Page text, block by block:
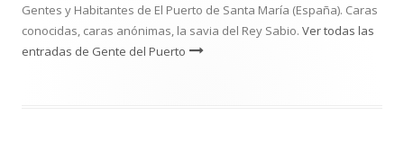
Gentes y Habitantes de El Puerto de Santa María (España). Caras
conocidas, caras anónimas, la savia del Rey Sabio. Ver todas las
entradas de Gente del Puerto